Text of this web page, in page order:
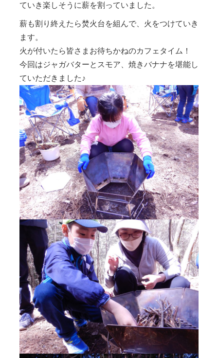
ていき楽しそうに薪を割っていました。
薪も割り終えたら焚火台を組んで、火をつけていき
ます。
火が付いたら皆さまお待ちかねのカフェタイム！
今回はジャガバターとスモア、焼きバナナを堪能し
ていただきました♪